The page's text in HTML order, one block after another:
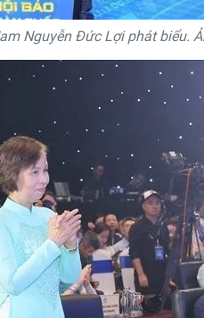
Nguyễn Đức Lợi phát biểu.